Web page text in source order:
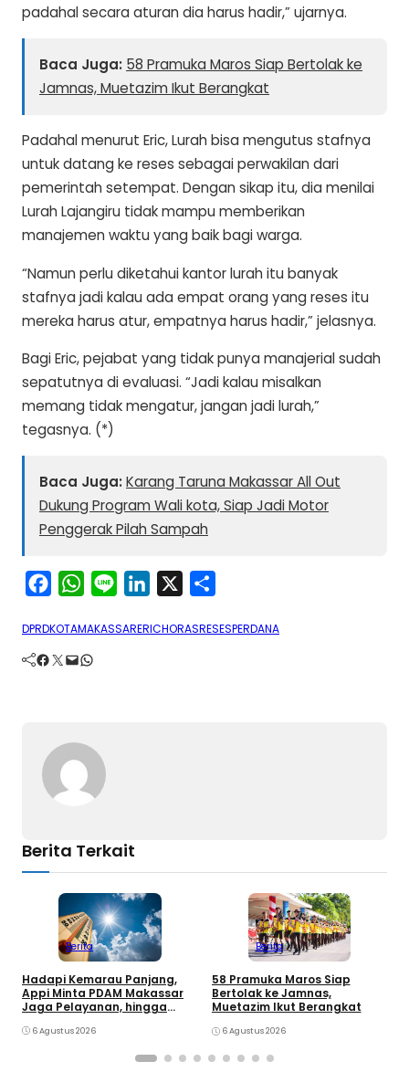
padahal secara aturan dia harus hadir,” ujarnya.
Baca Juga: 58 Pramuka Maros Siap Bertolak ke
Jamnas, Muetazim Ikut Berangkat
Padahal menurut Eric, Lurah bisa mengutus stafnya
untuk datang ke reses sebagai perwakilan dari
pemerintah setempat. Dengan sikap itu, dia menilai
Lurah Lajangiru tidak mampu memberikan
manajemen waktu yang baik bagi warga.
“Namun perlu diketahui kantor lurah itu banyak
stafnya jadi kalau ada empat orang yang reses itu
mereka harus atur, empatnya harus hadir,” jelasnya.
Bagi Eric, pejabat yang tidak punya manajerial sudah
sepatutnya di evaluasi. “Jadi kalau misalkan
memang tidak mengatur, jangan jadi lurah,”
tegasnya. (*)
Baca Juga:Karang Taruna Makassar All Out
Dukung Program Wali kota, Siap Jadi Motor
Penggerak Pilah Sampah
c
e
W
a
t
p
n
n
a
DPRDKOTAMAKASSARERICHORASRESESPERDANA
Facebook Twitter Mail WhatsApp
Berita Terkait
Berita
Hadapi Kemarau Panjang,
Appi Minta PDAM Makassar
Jaga Pelayanan, hingga
6 Agustus 2026
Berita
58 Pramuka Maros Siap
Bertolak ke Jamnas,
Muetazim Ikut Berangkat
6 Agustus 2026